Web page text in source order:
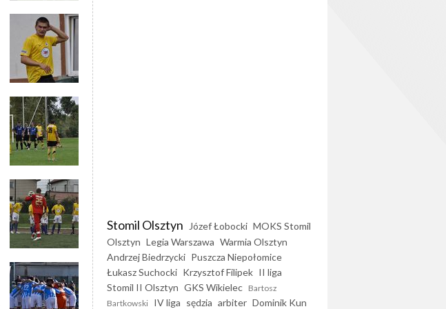
Stomil Olsztyn Józef Łobocki MOKS Stomil
Olsztyn Legia Warszawa Warmia Olsztyn
Andrzej Biedrzycki Puszcza Niepołomice
Łukasz Suchocki Krzysztof Filipek II liga
Stomil II Olsztyn GKS Wikielec Bartosz
Bartkowski IV liga sędzia arbiter Dominik Kun